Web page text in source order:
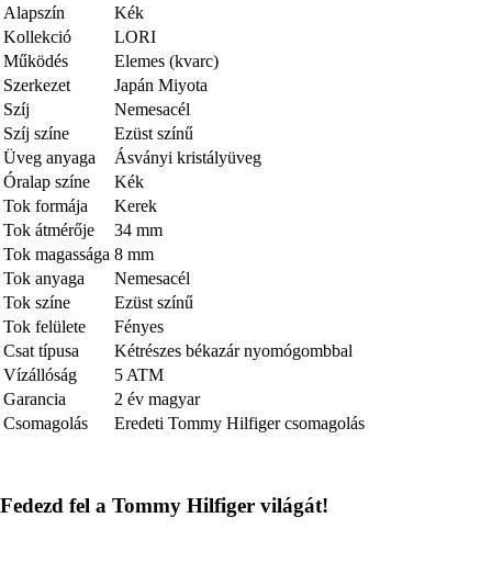
Alapszín
Kék
Kollekció
LORI
Működés
Elemes (kvarc)
Szerkezet
Japán Miyota
Szíj
Nemesacél
Szíj színe
Ezüst színű
Üveg anyaga
Ásványi kristályüveg
Óralap színe
Kék
Tok formája
Kerek
Tok átmérője
34 mm
Tok magassága 8 mm
Tok anyaga
Nemesacél
Tok színe
Ezüst színű
Tok felülete
Fényes
Csat típusa
Kétrészes békazár nyomógombbal
Vízállóság
5 ATM
Garancia
2 év magyar
Csomagolás
Eredeti Tommy Hilfiger csomagolás
Fedezd fel a Tommy Hilfiger világát!